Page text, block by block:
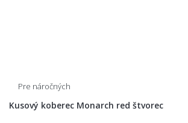
Pre náročných
Kusový koberec Monarch red štvorec